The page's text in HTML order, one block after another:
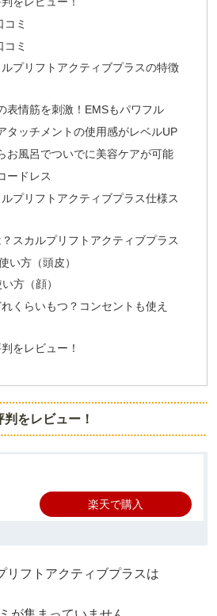
ミ
ミ
プリフトアクティブプラスの特徴
情筋を刺激！EMSもパワフル
ッチメントの使用感がレベルUP
風呂でついでに美容ケアが可能
ードレス
プリフトアクティブプラス仕様ス
スカルプリフトアクティブプラス
い方（頭皮）
方（顔）
くらいもつ？コンセントも使え
をレビュー！
をレビュー！
楽天で購入
リフトアクティブプラスは